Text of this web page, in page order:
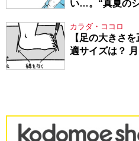
い…。“真夏の
カラダ・ココロ
【足の大きさ
適サイズは？